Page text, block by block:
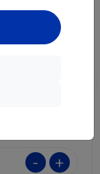
- +